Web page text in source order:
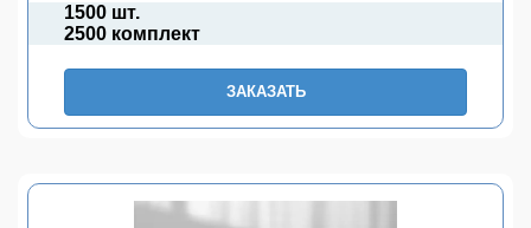
1500 шт.
2500 комплект
ЗАКАЗАТЬ